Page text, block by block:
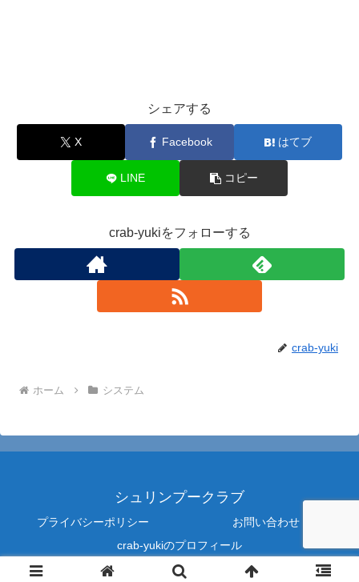
シェアする
X Facebook はてブ
LINE コピー
crab-yukiをフォローする
crab-yuki
ホーム システム
シュリンプークラブ
プライバシーポリシー
お問い合わせ
crab-yukiのプロフィール
© 2024 シュリンプークラブ.